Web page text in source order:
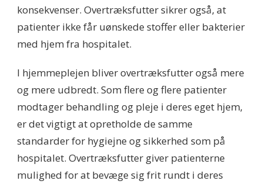
konsekvenser. Overtræksfutter sikrer også, at
patienter ikke får uønskede stoffer eller bakterier
med hjem fra hospitalet.
I hjemmeplejen bliver overtræksfutter også mere
og mere udbredt. Som flere og flere patienter
modtager behandling og pleje i deres eget hjem,
er det vigtigt at opretholde de samme
standarder for hygiejne og sikkerhed som på
hospitalet. Overtræksfutter giver patienterne
mulighed for at bevæge sig frit rundt i deres